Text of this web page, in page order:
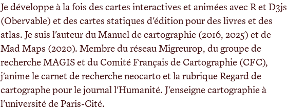
Je développe à la fois des cartes interactives et animées avec R et D3js
(Obervable) et des cartes statiques d'édition pour des livres et des
atlas. Je suis l'auteur du Manuel de cartographie (2016, 2025) et de
Mad Maps (2020). Membre du réseau Migreurop, du groupe de
recherche MAGIS et du Comité Français de Cartographie (CFC),
j'anime le carnet de recherche neocarto et la rubrique Regard de
cartographe pour le journal l'Humanité. J'enseigne cartographie à
l'université de Paris-Cité.